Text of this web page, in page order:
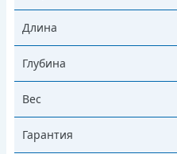
Длина
Глубина
Вес
Гарантия